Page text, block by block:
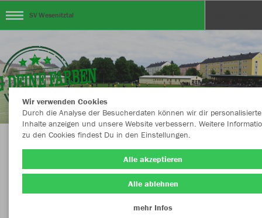
SV Wesenitztal
Herzlich Willkommen im Teamshop SV
Wesenitztal
Wir verwenden Cookies
Durch die Analyse der Besucherdaten können wir dir personalisierte
Inhalte anzeigen und unsere Website verbessern. Weitere
zu den Cookies findest Du in den Einstellungen.
Alle akzeptieren
Alle ablehnen
mehr Infos